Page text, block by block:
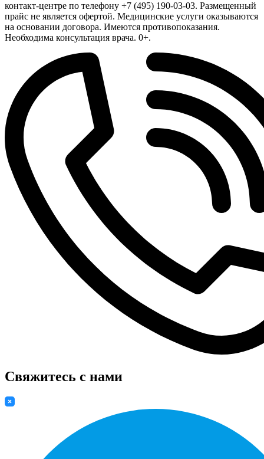
контакт-центре по телефону +7 (495) 190-03-03. Размещенный
прайс не является офертой. Медицинские услуги оказываются
на основании договора. Имеются противопоказания.
Необходима консультация врача. 0+.
Свяжитесь с нами